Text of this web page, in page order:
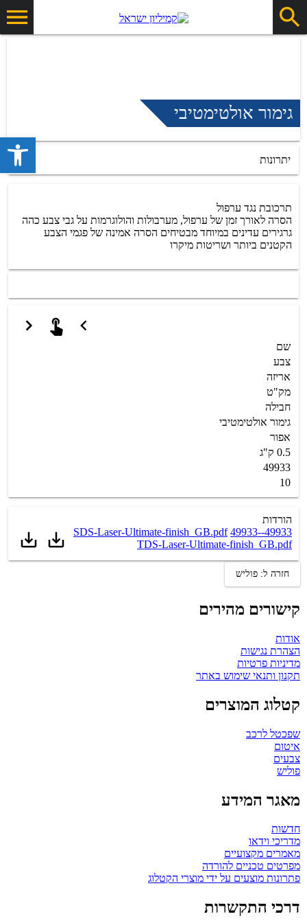
גימור אולטימטיבי
יתרונות
תרכובת נגד ערפול
הסרה לאורך זמן של ערפול, מערבולות והולוגרמות על גבי צבע כהה
גרגירים עדינים במיוחד מבטיחים הסרה אמינה של פגמי הצבע
הקטנים ביותר ושריטות מיקרו
שם
צבע
אריזה
מק"ט
חבילה
גימור אולטימטיבי
אפור
0.5 ק"ג
49933
10
הורדות
49933-SDS-Laser-Ultimate-finish_GB.pdf
49933-
TDS-Laser-Ultimate-finish_GB.pdf
חזרה ל: פוליש
קישורים מהירים
אודות
הצהרת נגישות
מדיניות פרטיות
תקנון ותנאי שימוש באתר
קטלוג המוצרים
שפכטל לרכב
איטום
צבעים
פוליש
מאגר המידע
חדשות
מדריכי וידאו
מאמרים מקצועיים
מפרטים טכניים להורדה
פתרונות מוצעים על ידי מוצרי הקטלוג
דרכי התקשרות
פתח